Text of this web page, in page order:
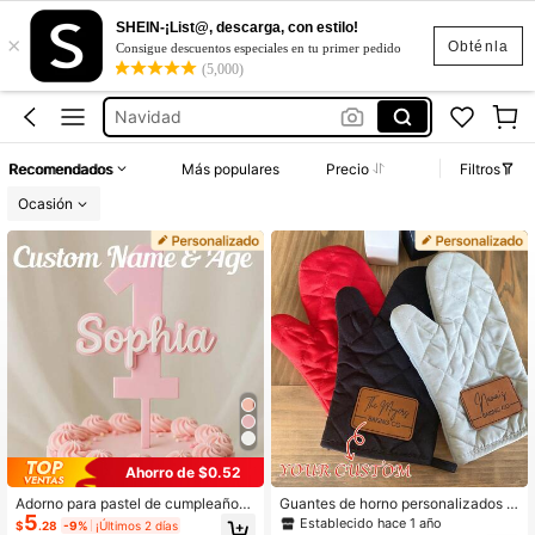
Obténla
×
SHEIN-¡List@, descarga, con estilo!
Consigue descuentos especiales en tu primer pedido
(5,000)
Gorro Cumpleaños
Corona De Cumpleaños
Navidad
Gorritos De Cumpleaños
Bautizo De Niña
Corona De Cumpleaños
Recomendados Más populares Precio
Filtros
Ocasión
Ahorro de $0.52
Adorno para pastel de cumpleaños,
Adorno para pastel impreso en 3D,
$5.28 -9% ¡Últimos 2 días
Guantes de horno personalizados p
ara Navidad - Guantes de cocina p
Establecido hace 1 año